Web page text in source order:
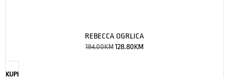
REBECCA OGRLICA
184.00KM128.80KM
KUPI